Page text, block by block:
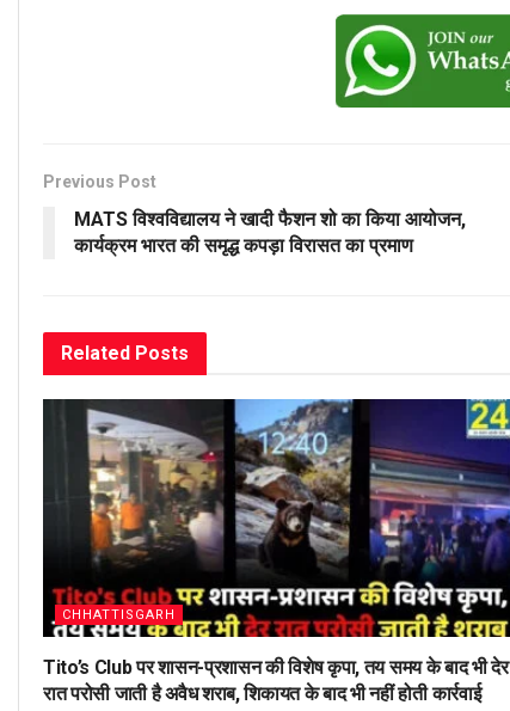
Previous Post
MATS विश्वविद्यालय ने खादी फैशन शो का किया आयोजन,
कार्यक्रम भारत की समृद्ध कपड़ा विरासत का प्रमाण
Related Posts
CHHATTISGARH
Tito’s Club पर शासन-प्रशासन की विशेष कृपा, तय समय के बाद भी देर
रात परोसी जाती है अवैध शराब, शिकायत के बाद भी नहीं होती कार्रवाई